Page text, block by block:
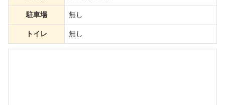
駐車場 無し
トイレ 無し